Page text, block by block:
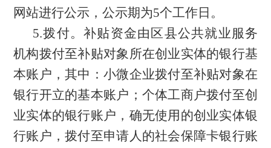
网站进行公示，公示期为5个工作日 。
5.拨付。 补贴资金由 区县公共就业服务
机构拨付至补贴对象所在创业实体的银行基
本账户 ，其中：小微企业拨付至补贴对象在
银行开立的基本账户；个体工商户拨付至创
业实体的银行账户，确无使用的创业实体银
行账户，拨付至申请人的社会保障卡银行账